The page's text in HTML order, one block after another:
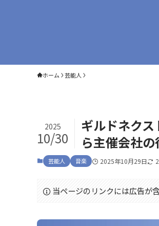
ホーム 芸能人
ギルドネク
ら主催会社
2025
10/30
芸能人 音楽 2025年10月29日
当ページのリンクには広告が